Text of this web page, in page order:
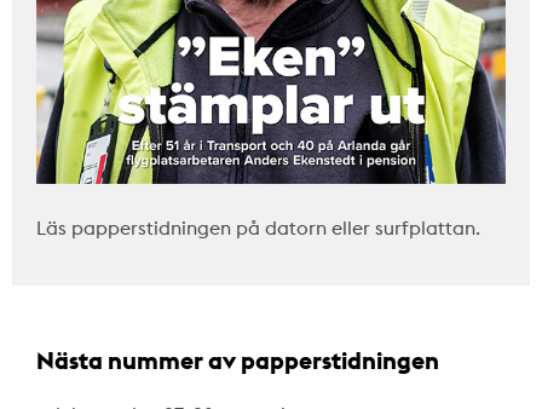
Läs papperstidningen på datorn eller surfplattan.
Nästa nummer av papperstidningen